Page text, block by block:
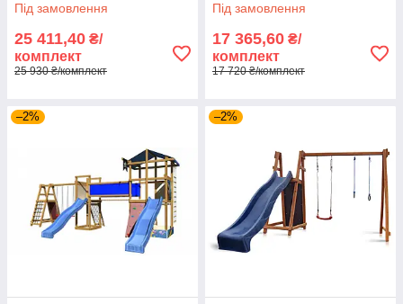
Під замовлення
25 411,40 ₴/
комплект
25 930 ₴/комплект
Під замовлення
17 365,60 ₴/
комплект
17 720 ₴/комплект
–2% –2%